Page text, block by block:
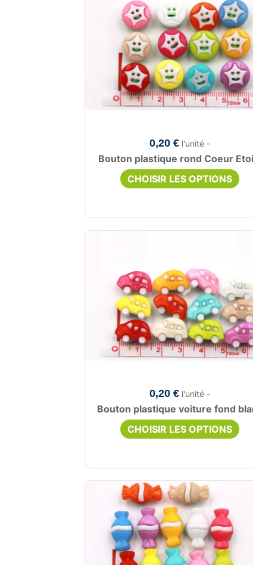
0,20 € l'unité -
Bouton plastique rond Coeur
CHOISIR LES OPTIONS
0,20 € l'unité -
Bouton plastique voiture fond
CHOISIR LES OPTIONS